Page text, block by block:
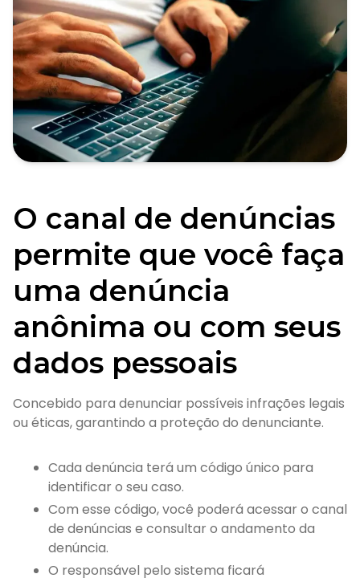
O canal de denúncias
permite que você faça
uma denúncia
anônima ou com seus
dados pessoais
Concebido para denunciar possíveis infrações legais
ou éticas, garantindo a proteção do denunciante.
Cada denúncia terá um código único para
identificar o seu caso.
Com esse código, você poderá acessar o canal
de denúncias e consultar o andamento da
denúncia.
O responsável pelo sistema ficará